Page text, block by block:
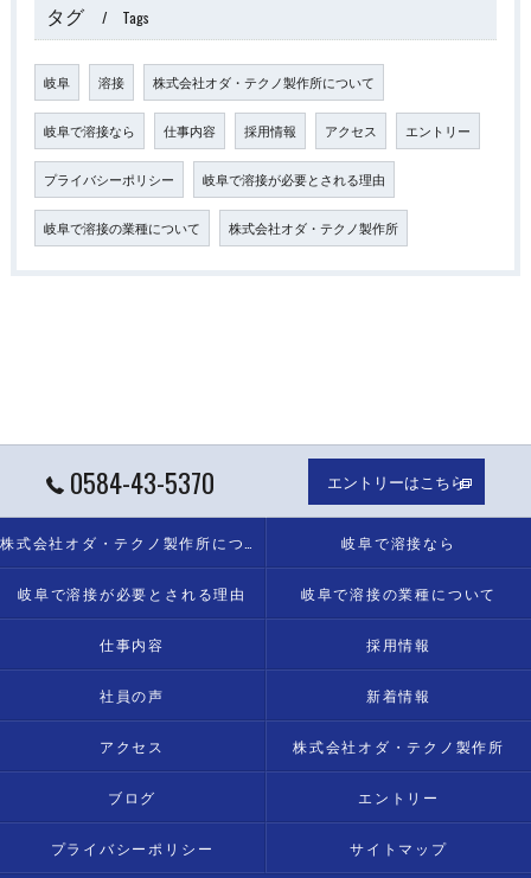
タグ Tags
岐阜 溶接 株式会社オダ・テクノ製作所について
岐阜で溶接なら 仕事内容 採用情報 アクセス エントリー
プライバシーポリシー 岐阜で溶接が必要とされる理由
岐阜で溶接の業種について 株式会社オダ・テクノ製作所
0584-43-5370 エントリーはこちら
岐阜で溶接なら
岐阜で溶接が必要とされる理由 岐阜で溶接の業種について
仕事内容 採用情報
社員の声 新着情報
アクセス 株式会社オダ・テクノ製作所
ブログ エントリー
プライバシーポリシー サイトマップ